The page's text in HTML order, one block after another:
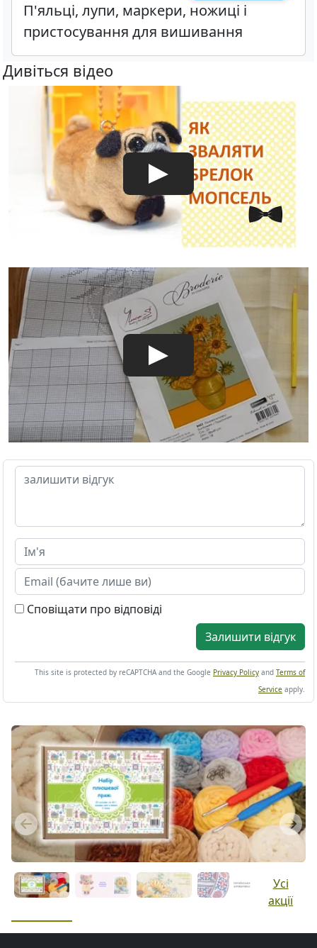
П'яльці, лупи, маркери, ножиці і
пристосування для вишивання
Дивіться відео
Сповіщати про відповіді
Залишити відгук
This site is protected by reCAPTCHA and the Google Privacy Policy and Terms of
Service apply.
Previous Next
Усі
акції